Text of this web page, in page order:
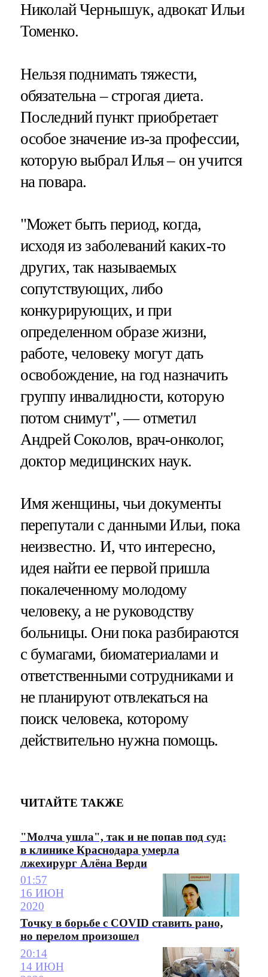
Николай Чернышук, адвокат Ильи
Томенко.
Нельзя поднимать тяжести,
обязательна – строгая диета.
Последний пункт приобретает
особое значение из-за профессии,
которую выбрал Илья – он учится
на повара.
"Может быть период, когда,
исходя из заболеваний каких-то
других, так называемых
сопутствующих, либо
конкурирующих, и при
определенном образе жизни,
работе, человеку могут дать
освобождение, на год назначить
группу инвалидности, которую
потом снимут", — отметил
Андрей Соколов, врач-онколог,
доктор медицинских наук.
Имя женщины, чьи документы
перепутали с данными Ильи, пока
неизвестно. И, что интересно,
идея найти ее первой пришла
покалеченному молодому
человеку, а не руководству
больницы. Они пока разбираются
с бумагами, биоматериалами и
ответственными сотрудниками и
не планируют отвлекаться на
поиск человека, которому
действительно нужна помощь.
ЧИТАЙТЕ ТАКЖЕ
"Молча ушла", так и не попав под суд:
в клинике Краснодара умерла
лжехирург Алёна Верди
01:57
16 ИЮН
2020
Точку в борьбе с COVID ставить рано,
но перелом произошел
20:14
14 ИЮН